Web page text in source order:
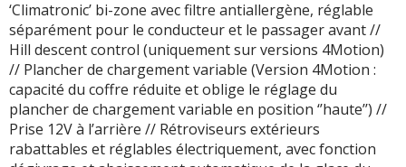
‘Climatronic’ bi-zone avec filtre antiallergène, réglable
séparément pour le conducteur et le passager avant //
Hill descent control (uniquement sur versions 4Motion)
// Plancher de chargement variable (Version 4Motion :
capacité du coffre réduite et oblige le réglage du
plancher de chargement variable en position ‘’haute’’) //
Prise 12V à l’arrière // Rétroviseurs extérieurs
rabattables et réglables électriquement, avec fonction